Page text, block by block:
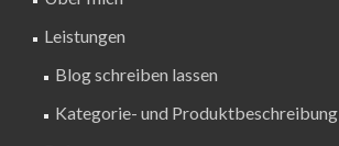
Leistungen
Blog schreiben lassen
Kategorie- und Produktbeschreibung